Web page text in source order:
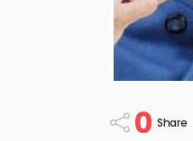
0 Share